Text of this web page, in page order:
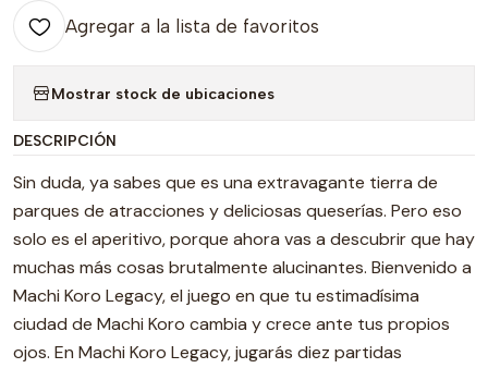
Agregar a la lista de favoritos
Mostrar stock de ubicaciones
DESCRIPCIÓN
Sin duda, ya sabes que es una extravagante tierra de
parques de atracciones y deliciosas queserías. Pero eso
solo es el aperitivo, porque ahora vas a descubrir que hay
muchas más cosas brutalmente alucinantes. Bienvenido a
Machi Koro Legacy, el juego en que tu estimadísima
ciudad de Machi Koro cambia y crece ante tus propios
ojos. En Machi Koro Legacy, jugarás diez partidas